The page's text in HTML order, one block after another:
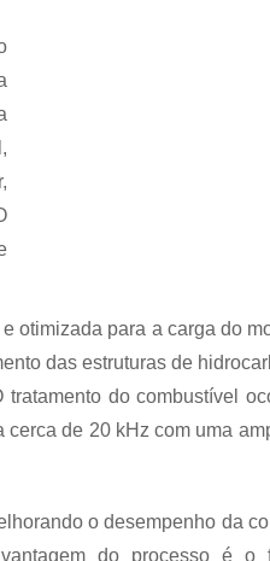
otimizada para a carga do
das estruturas de
do combustível
de 20 kHz com uma
o desempenho da
do processo é o